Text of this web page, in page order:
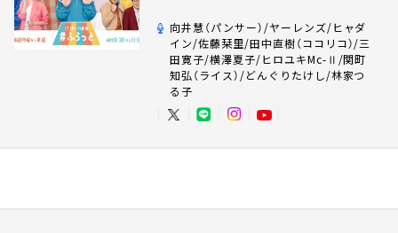
向井慧（パンサー）/ヤーレンズ/ヒャダ
イン/佐藤栞里/田中直樹（ココリコ）/三
田寛子/横澤夏子/ヒロユキMc-Ⅱ/関町
知弘（ライス）/どんぐりたけし/林家つ
る子